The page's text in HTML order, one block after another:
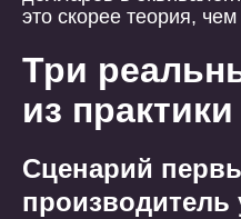
это скорее теория, чем
Три
из практики
Сценарий
производитель